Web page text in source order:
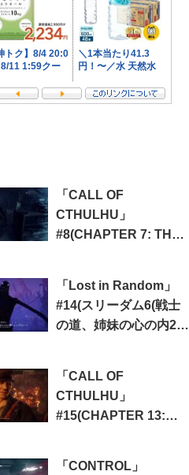
「CALL OF
CTHULHU」
#8(CHAPTER 7: THE
「Lost in Random」
#14(スリーダム6(戦士
の道、姉妹の心の内2、
れば・・・5))
「CALL OF
CTHULHU」
#15(CHAPTER 13:
「CONTROL」